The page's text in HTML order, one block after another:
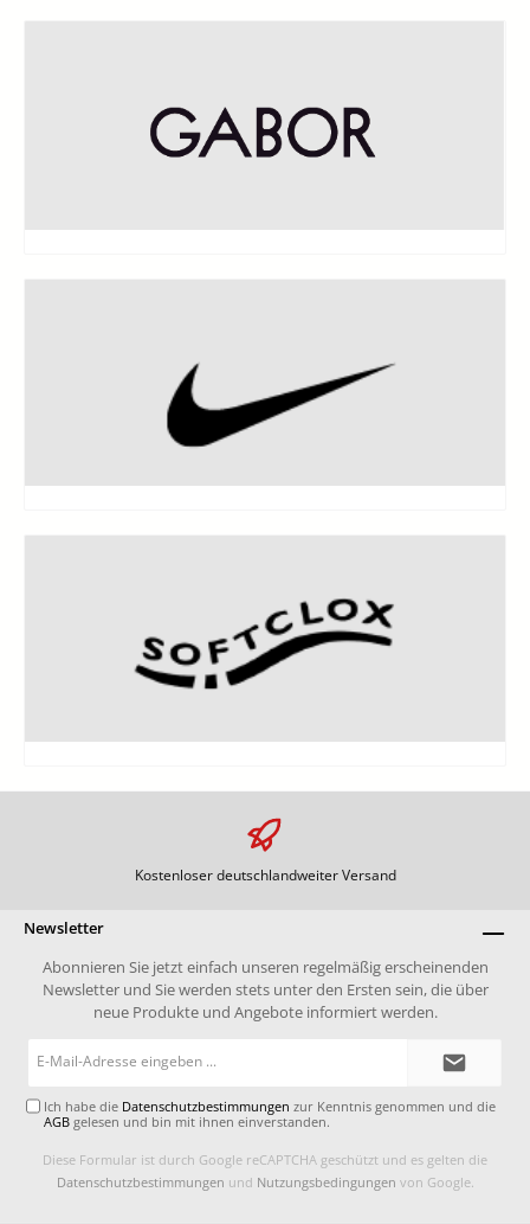
Kostenloser deutschlandweiter Versand
Newsletter
Abonnieren Sie jetzt einfach unseren regelmäßig erscheinenden
Newsletter und Sie werden stets unter den Ersten sein, die über
neue Produkte und Angebote informiert werden.
Ich habe die Datenschutzbestimmungen zur Kenntnis genommen und die
AGB gelesen und bin mit ihnen einverstanden.
Diese Formular ist durch Google reCAPTCHA geschützt und es gelten die
Datenschutzbestimmungen und Nutzungsbedingungen von Google.